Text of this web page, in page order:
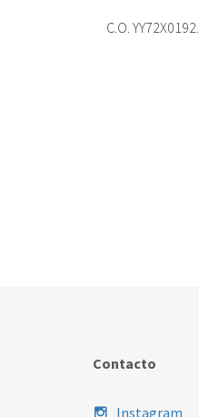
C.O. YY72X0192.
Contacto
Instagram